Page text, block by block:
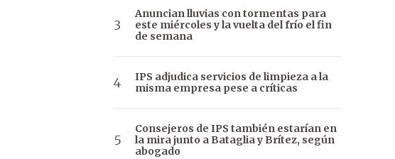
Anuncian lluvias con tormentas para
este miércoles y la vuelta del frío el fin
de semana
IPS adjudica servicios de limpieza a la
misma empresa pese a críticas
Consejeros de IPS también estarían en
la mira junto a Bataglia y Brítez, según
abogado